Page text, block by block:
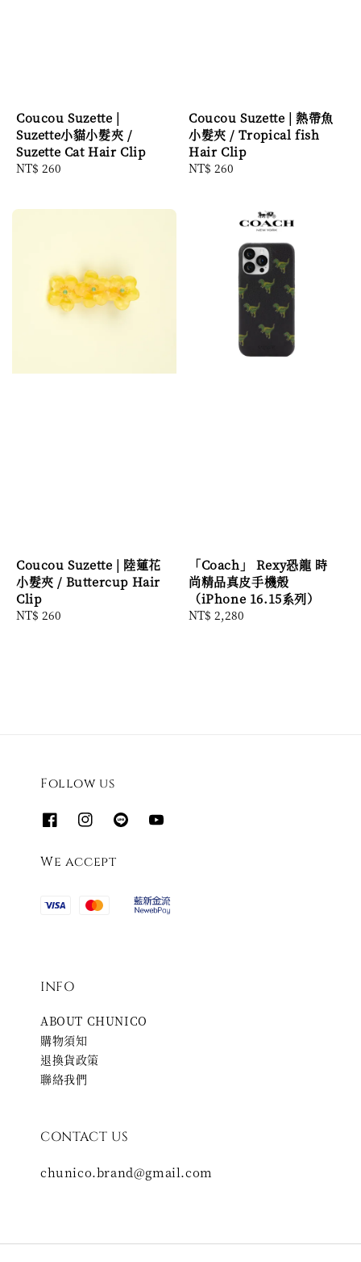
Coucou Suzette |
Suzette小貓小髮夾 /
Suzette Cat Hair Clip
Regular
NT$ 260
Coucou Suzette | 熱帶魚
小髮夾 / Tropical fish
Hair Clip
Regular
NT$ 260
Coucou Suzette | 陸蓮花
小髮夾 / Buttercup Hair
Clip
Regular
NT$ 260
「Coach」 Rexy恐龍 時
尚精品真皮手機殼
（iPhone 16.15系列）
Regular
NT$ 2,280
Follow us
We accept
INFO
ABOUT CHUNICO
購物須知
退換貨政策
聯絡我們
CONTACT US
chunico.brand@gmail.com